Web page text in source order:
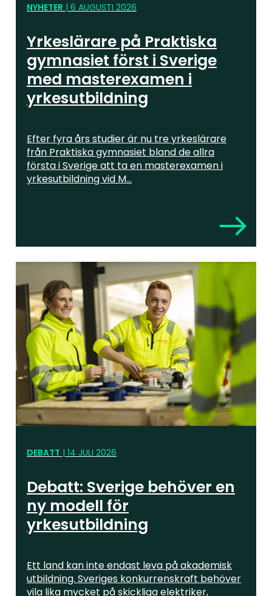
Yrkeslärare på Praktiska
gymnasiet först i Sverige
med masterexamen i
yrkesutbildning
NYHETER | 6 AUGUSTI 2026
Efter fyra års studier är nu tre yrkeslärare
från Praktiska gymnasiet bland de allra
första i Sverige att ta en masterexamen i
yrkesutbildning vid M...
Debatt: Sverige behöver en
ny modell för
yrkesutbildning
DEBATT | 14 JULI 2026
Ett land kan inte endast leva på akademisk
utbildning. Sveriges konkurrenskraft behöver
vila lika mycket på skickliga elektriker,